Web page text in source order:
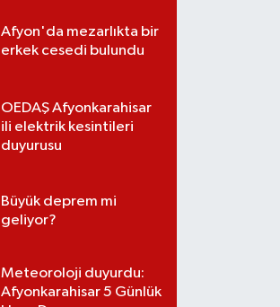
Afyon'da mezarlıkta bir
erkek cesedi bulundu
OEDAŞ Afyonkarahisar
ili elektrik kesintileri
duyurusu
Büyük deprem mi
geliyor?
Meteoroloji duyurdu:
Afyonkarahisar 5 Günlük